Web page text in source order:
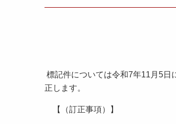
標記件については令和7年11月5日
正します。
【（訂正事項）】